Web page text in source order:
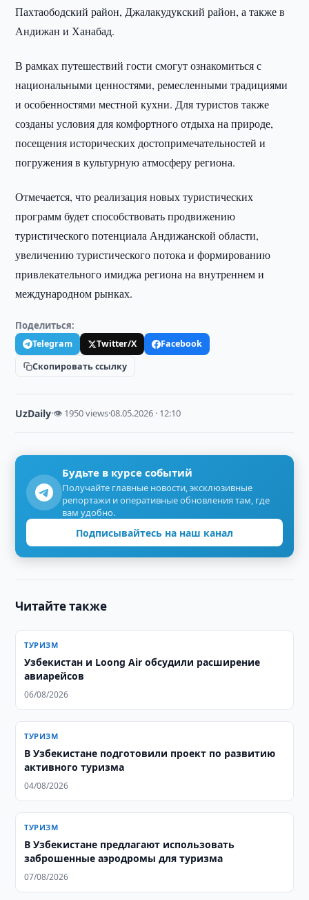
Пахтаободский район, Джалакудукский район, а также в
Андижан и Ханабад.
В рамках путешествий гости смогут ознакомиться с
национальными ценностями, ремесленными традициями
и особенностями местной кухни. Для туристов также
созданы условия для комфортного отдыха на природе,
посещения исторических достопримечательностей и
погружения в культурную атмосферу региона.
Отмечается, что реализация новых туристических
программ будет способствовать продвижению
туристического потенциала Андижанской области,
увеличению туристического потока и формированию
привлекательного имиджа региона на внутреннем и
международном рынках.
Поделиться:
Telegram Twitter/X
Facebook
Скопировать ссылку
UzDaily·👁 1950 views·08.05.2026 · 12:10
Будьте в курсе событий
Получайте главные новости, эксклюзивные
репортажи и оперативные обновления там, где
вам удобно.
Подписывайтесь на наш канал
Читайте также
ТУРИЗМ
Узбекистан и Loong Air обсудили расширение
авиарейсов
06/08/2026
ТУРИЗМ
В Узбекистане подготовили проект по развитию
активного туризма
04/08/2026
ТУРИЗМ
В Узбекистане предлагают использовать
заброшенные аэродромы для туризма
07/08/2026